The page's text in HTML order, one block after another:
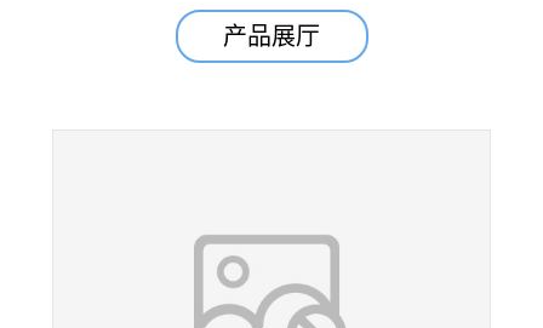
产品展厅